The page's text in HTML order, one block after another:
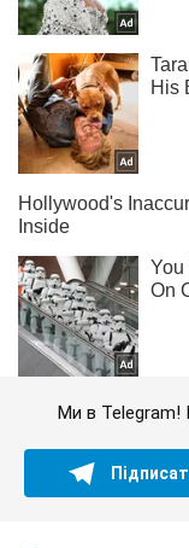
Ми в Telegram!